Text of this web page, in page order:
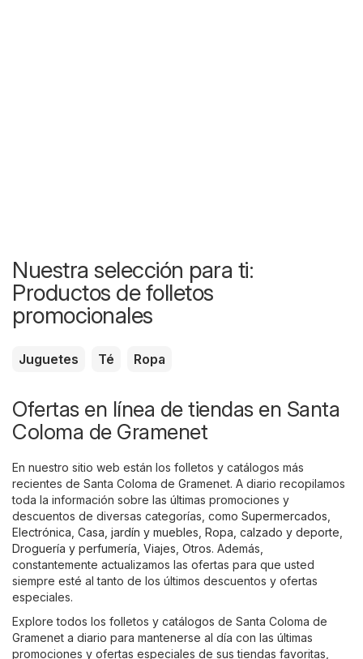
Nuestra selección para ti:
Productos de folletos
promocionales
Juguetes Té Ropa
Ofertas en línea de tiendas en Santa
Coloma de Gramenet
En nuestro sitio web están los folletos y catálogos más
recientes de Santa Coloma de Gramenet. A diario recopilamos
toda la información sobre las últimas promociones y
descuentos de diversas categorías, como Supermercados
Electrónica Casa, jardín y muebles Ropa, calzado y deporte
Droguería y perfumería Viajes Otros. Además,
constantemente actualizamos las ofertas para que usted
siempre esté al tanto de los últimos descuentos y ofertas
especiales.
Explore todos los folletos y catálogos de Santa Coloma de
Gramenet a diario para mantenerse al día con las últimas
promociones y ofertas especiales de sus tiendas favoritas,